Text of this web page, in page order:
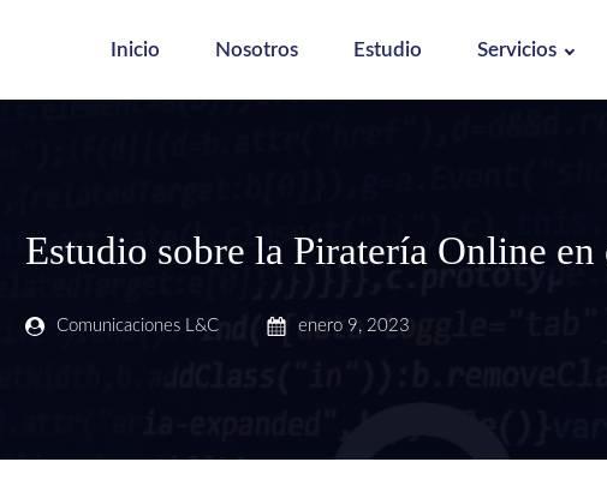
Inicio Nosotros Estudio Servicios
Estudio sobre la Piratería Online en
Comunicaciones L&C enero 9, 2023